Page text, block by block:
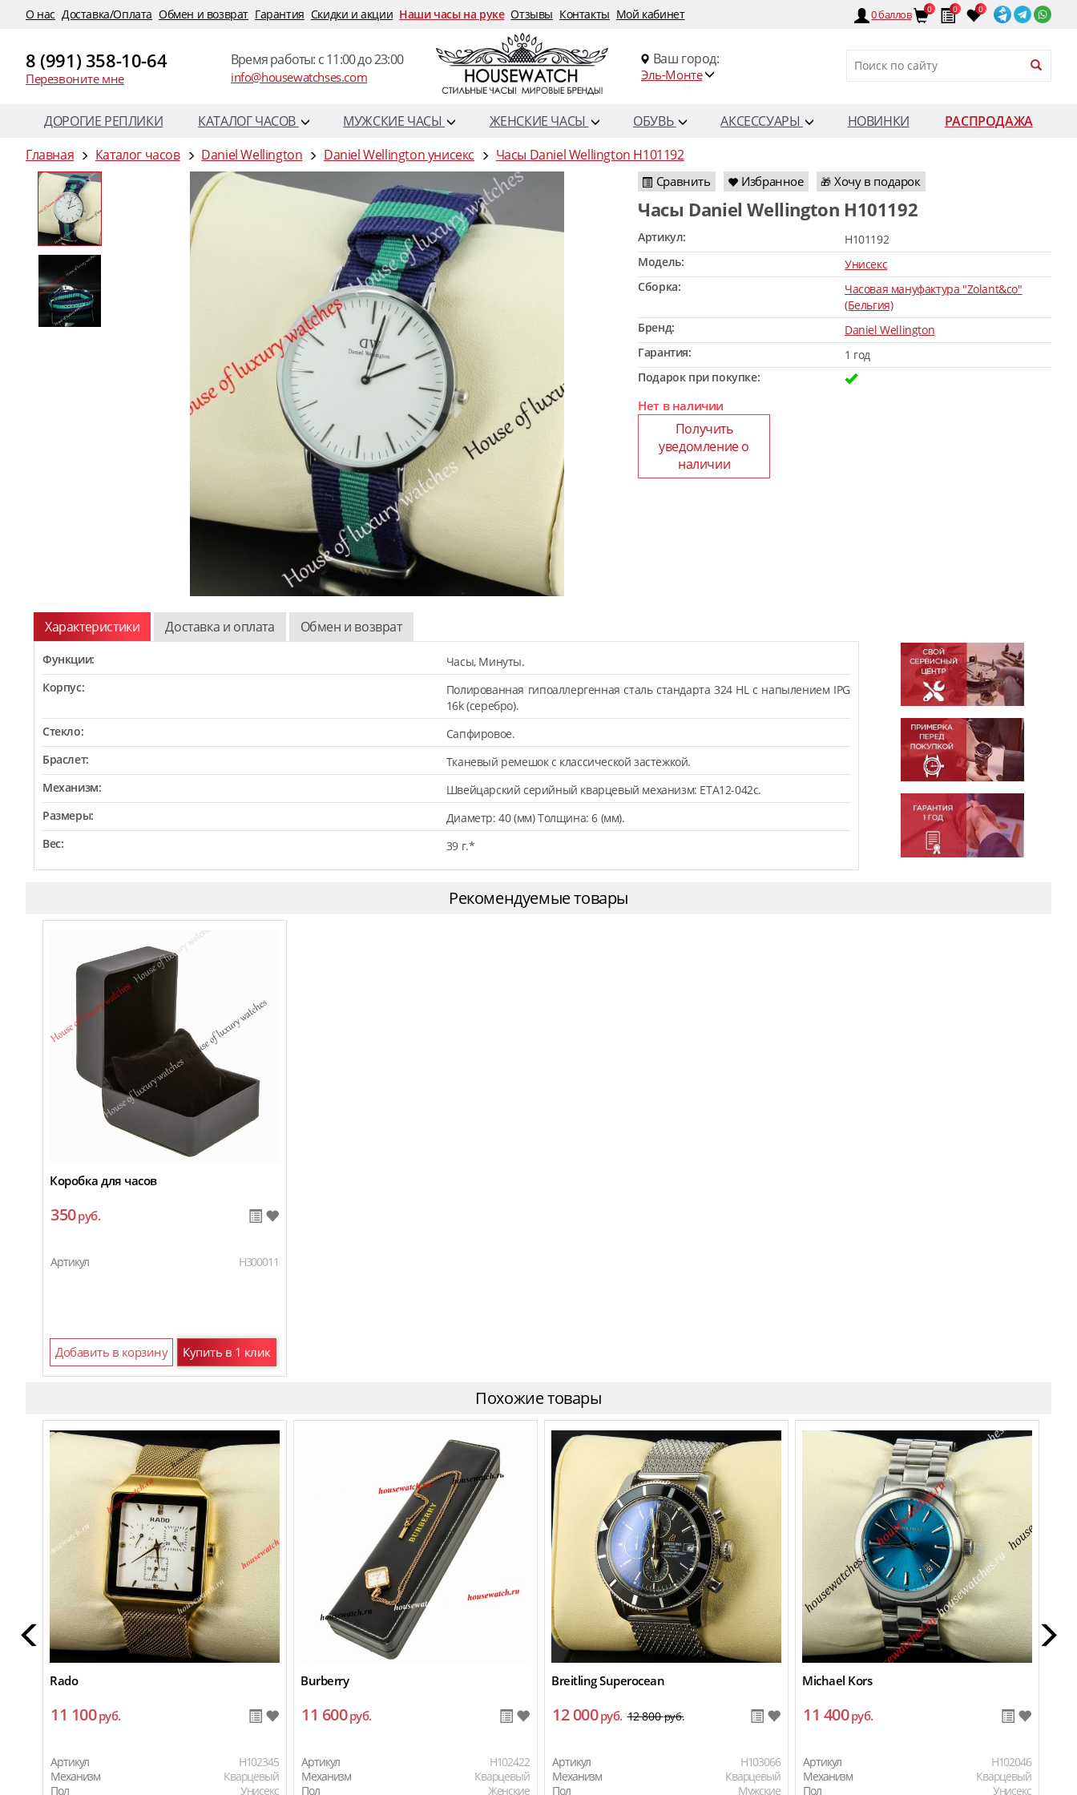
O нас Доставка/Оплата Обмен и возврат Гарантия Скидки и акции Наши часы на руке Отзывы Контакты Мой кабинет 0баллов 0 0 0
8 (991) 358-10-64
Перезвоните мне
Время работы: c 11:00 до 23:00
info@housewatchses.com
Ваш город:
Эль-Монте
ДОРОГИЕ РЕПЛИКИ КАТАЛОГ ЧАСОВ МУЖСКИЕ ЧАСЫ ЖЕНСКИЕ ЧАСЫ ОБУВЬ АКСЕССУАРЫ НОВИНКИ
РАСПРОДАЖА
Главная
Каталог часов Daniel Wellington Daniel Wellington унисекс Часы Daniel Wellington H101192
Сравнить Избранное 🎁 Хочу в подарок
Часы Daniel Wellington H101192
Артикул:
H101192
Модель:
Унисекс
Сборка:
Часовая мануфактура "Zolant&co"
(Бельгия)
Бренд:
Daniel Wellington
Гарантия:
1 год
Подарок при покупке:
Нет в наличии
Получить
уведомление о
наличии
Характеристики Доставка и оплата Обмен и возврат
Функции:
Часы, Минуты.
Корпус:
Полированная гипоаллергенная сталь стандарта 324 HL с напылением IPG
16k (серебро).
Стекло:
Сапфировое.
Браслет:
Тканевый ремешок с классической застежкой.
Механизм:
Швейцарский серийный кварцевый механизм: ETA12-042c.
Размеры:
Диаметр: 40 (мм) Толщина: 6 (мм).
Вес:
39 г.*
Рекомендуемые товары
Коробка для часов
350руб.
Артикул H300011
Добавить в корзину Купить в 1 клик
Похожие товары
Rado
11 100руб.
Артикул
H102345
Механизм
Кварцевый
Пол
Унисекс
Burberry
11 600руб.
Артикул
H102422
Механизм
Кварцевый
Пол
Женские
Breitling Superocean
12 000руб. 12 800руб.
Артикул
H103066
Механизм
Кварцевый
Пол
Мужские
Michael Kors
11 400руб.
Артикул
H102046
Механизм
Кварцевый
Пол
Унисекс